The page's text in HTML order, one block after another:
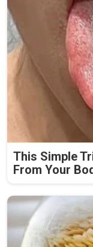
This Simple
From Your